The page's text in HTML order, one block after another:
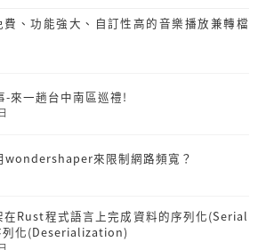
、功能強大、自訂性高的音樂播放兼轉檔
-來一趟台中南區巡禮!
wondershaper來限制網路頻寬？
Rust程式語言上完成資料的序列化(Serial
化(Deserialization)